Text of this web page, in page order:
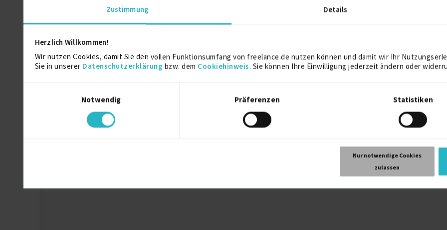
Zustimmung Details
Herzlich Willkommen!
Wir nutzen Cookies, damit Sie den vollen Funktionsumfang von freelance.de nutzen können und damit wir Ihr
Sie in unserer Datenschutzerklärung bzw. dem Cookiehinweis. Sie können Ihre Einwilligung jederzeit ändern oder
Notwendig
Präferenzen Statistiken
Nur notwendige Cookies
zulassen